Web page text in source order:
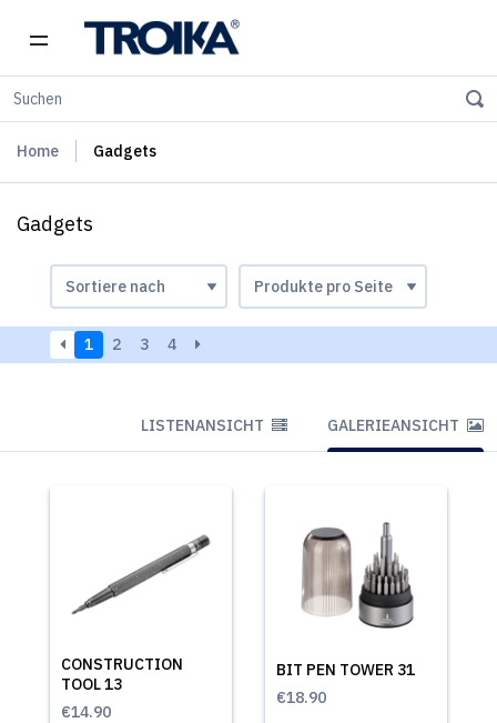
Home Gadgets
Gadgets
1 2 3 4
LISTENANSICHT GALERIEANSICHT
CONSTRUCTION
TOOL 13
€14.90
BIT PEN TOWER 31
€18.90